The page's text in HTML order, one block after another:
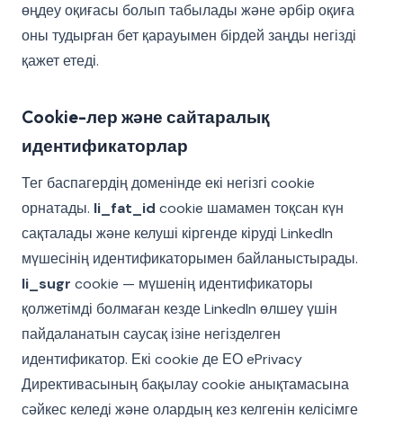
өңдеу оқиғасы болып табылады және әрбір оқиға
оны тудырған бет қарауымен бірдей заңды негізді
қажет етеді.
Cookie-лер және сайтаралық
идентификаторлар
Тег баспагердің доменінде екі негізгі cookie
орнатады. li_fat_id cookie шамамен тоқсан күн
сақталады және келуші кіргенде кіруді LinkedIn
мүшесінің идентификаторымен байланыстырады.
li_sugr cookie — мүшенің идентификаторы
қолжетімді болмаған кезде LinkedIn өлшеу үшін
пайдаланатын саусақ ізіне негізделген
идентификатор. Екі cookie де ЕО ePrivacy
Директивасының бақылау cookie анықтамасына
сәйкес келеді және олардың кез келгенін келісімге